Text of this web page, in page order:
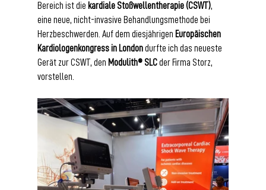
Bereich ist die kardiale Stoßwellentherapie (CSWT),
eine neue, nicht-invasive Behandlungsmethode bei
Herzbeschwerden. Auf dem diesjährigen Europäischen
Kardiologenkongress in London durfte ich das neueste
Gerät zur CSWT, den Modulith® SLC der Firma Storz,
vorstellen.